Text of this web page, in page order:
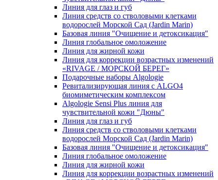
Линия для глаз и губ
Линия средств со стволовыми клетками
водорослей Морской Сад (Jardin Marin)
Базовая линия "Очищение и детоксикация"
Линия глобальное омоложение
Линия для жирной кожи
Линия для коррекции возрастных изменений
«RIVAGE / МОРСКОЙ БЕРЕГ»
Подарочные наборы Algologie
Ревитализирующая линия с ALGO4
биомиметическим комплексом
Algologie Sensi Plus линия для
чувcтвительной кожи "Дюны"
Линия для глаз и губ
Линия средств со стволовыми клетками
водорослей Морской Сад (Jardin Marin)
Базовая линия "Очищение и детоксикация"
Линия глобальное омоложение
Линия для жирной кожи
Линия для коррекции возрастных изменений